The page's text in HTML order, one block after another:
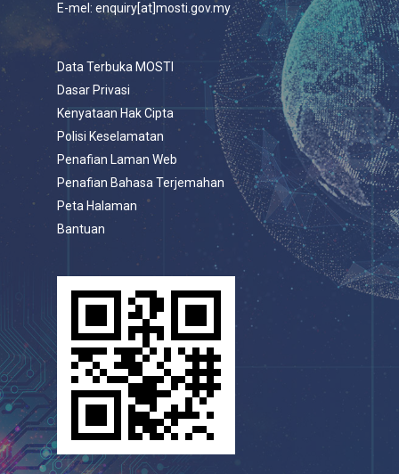
E-mel: enquiry[at]mosti.gov.my
Data Terbuka MOSTI
Dasar Privasi
Kenyataan Hak Cipta
Polisi Keselamatan
Penafian Laman Web
Penafian Bahasa Terjemahan
Peta Halaman
Bantuan